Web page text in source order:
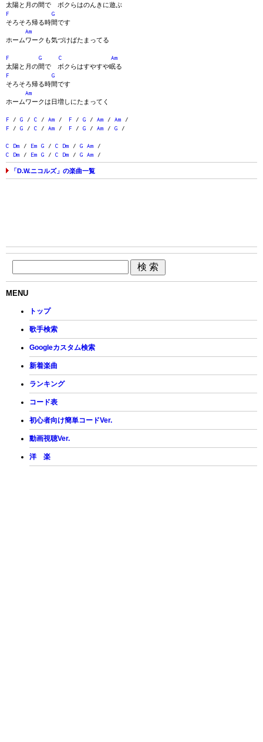
太陽と月の間で ボクらはのんきに遊ぶ
F
G
そろそろ帰る時間です
Am
ホームワークも気づけばたまってる
F G C
Am
太陽と月の間で ボクらはすやすや眠る
F
G
そろそろ帰る時間です
Am
ホームワークは日増しにたまってく
F / G / C / Am / F / G / Am / Am /
F / G / C / Am / F / G / Am / G /
C Dm / Em G / C Dm / G Am /
C
Dm / Em G / C Dm / G Am /
「D.W.ニコルズ」の楽曲一覧
MENU
トップ
歌手検索
Googleカスタム検索
新着楽曲
ランキング
コード表
初心者向け簡単コードVer.
動画視聴Ver.
洋 楽